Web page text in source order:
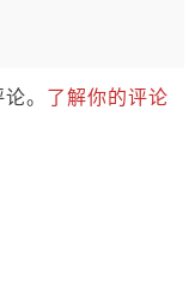
。 了解你的评论